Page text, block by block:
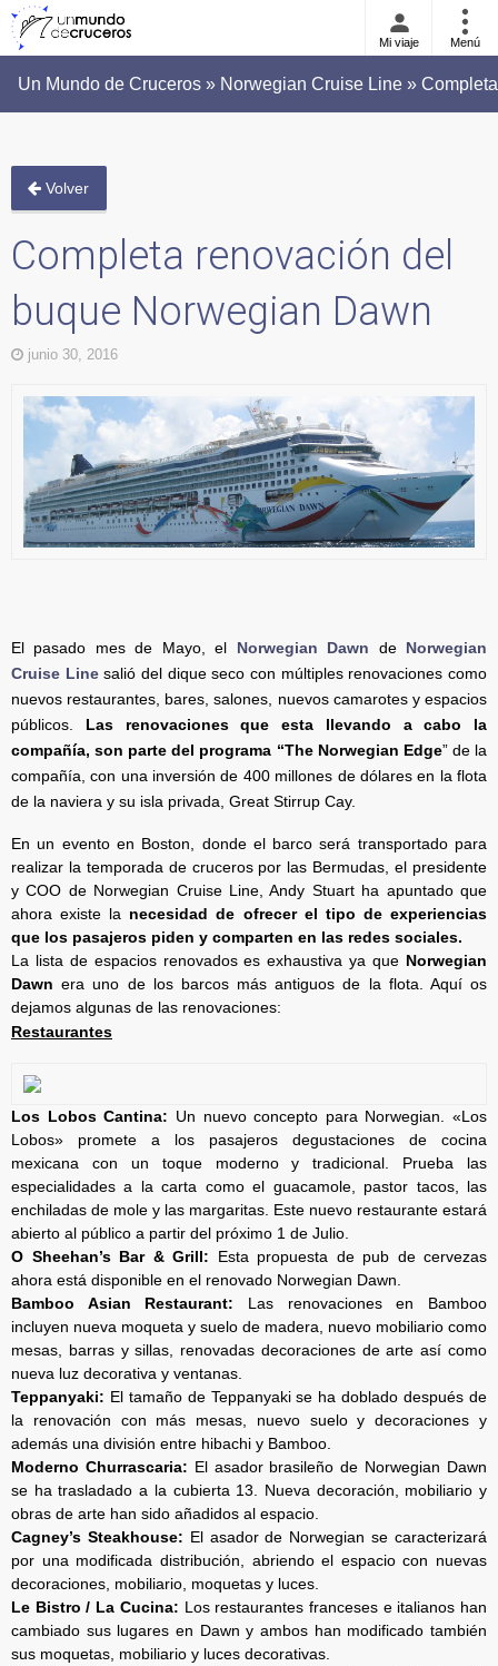
Mi viaje Menú
Un Mundo de Cruceros » Norwegian Cruise Line »
Volver
Completa renovación del
buque Norwegian Dawn
junio 30, 2016
El pasado mes de Mayo, el Norwegian Dawn de Norwegian
Cruise Linesalió del dique seco con múltiples renovaciones como
nuevos restaurantes, bares, salones, nuevos camarotes y espacios
públicos. Las renovaciones que esta llevando a cabo la
compañía, son parte del programa “The Norwegian Edge” de la
compañía, con una inversión de 400 millones de dólares en la flota
de la naviera y su isla privada, Great Stirrup Cay.
En un evento en Boston, donde el barco será transportado para
realizar la temporada de cruceros por las Bermudas, el presidente
y COO de Norwegian Cruise Line, Andy Stuart ha apuntado que
ahora existe la necesidad de ofrecer el tipo de experiencias
que los pasajeros piden y comparten en las redes sociales.
La lista de espacios renovados es exhaustiva ya que Norwegian
Dawn era uno de los barcos más antiguos de la flota. Aquí os
dejamos algunas de las renovaciones:
Restaurantes
Los Lobos Cantina: Un nuevo concepto para Norwegian. «Los
Lobos» promete a los pasajeros degustaciones de cocina
mexicana con un toque moderno y tradicional. Prueba las
especialidades a la carta como el guacamole, pastor tacos, las
enchiladas de mole y las margaritas. Este nuevo restaurante estará
abierto al público a partir del próximo 1 de Julio.
O Sheehan’s Bar & Grill: Esta propuesta de pub de cervezas
ahora está disponible en el renovado Norwegian Dawn.
Bamboo Asian Restaurant: Las renovaciones en Bamboo
incluyen nueva moqueta y suelo de madera, nuevo mobiliario como
mesas, barras y sillas, renovadas decoraciones de arte así como
nueva luz decorativa y ventanas.
Teppanyaki: El tamaño de Teppanyaki se ha doblado después de
la renovación con más mesas, nuevo suelo y decoraciones y
además una división entre hibachi y Bamboo.
Moderno Churrascaria: El asador brasileño de Norwegian Dawn
se ha trasladado a la cubierta 13. Nueva decoración, mobiliario y
obras de arte han sido añadidos al espacio.
Cagney’s Steakhouse: El asador de Norwegian se caracterizará
por una modificada distribución, abriendo el espacio con nuevas
decoraciones, mobiliario, moquetas y luces.
Le Bistro / La Cucina: Los restaurantes franceses e italianos han
cambiado sus lugares en Dawn y ambos han modificado también
sus moquetas, mobiliario y luces decorativas.